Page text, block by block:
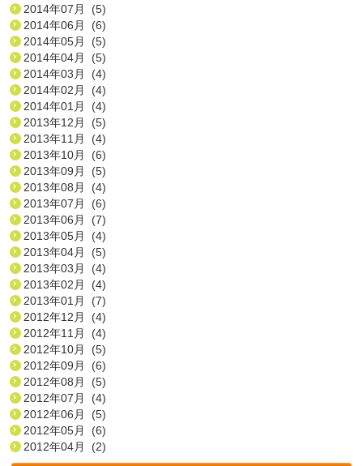
2014年07月 (5)
2014年06月 (6)
2014年05月 (5)
2014年04月 (5)
2014年03月 (4)
2014年02月 (4)
2014年01月 (4)
2013年12月 (5)
2013年11月 (4)
2013年10月 (6)
2013年09月 (5)
2013年08月 (4)
2013年07月 (6)
2013年06月 (7)
2013年05月 (4)
2013年04月 (5)
2013年03月 (4)
2013年02月 (4)
2013年01月 (7)
2012年12月 (4)
2012年11月 (4)
2012年10月 (5)
2012年09月 (6)
2012年08月 (5)
2012年07月 (4)
2012年06月 (5)
2012年05月 (6)
2012年04月 (2)